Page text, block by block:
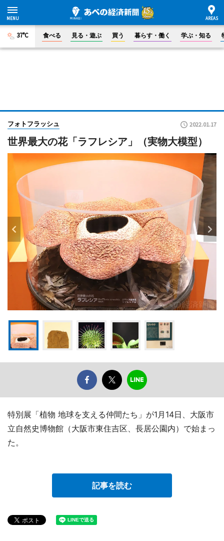
37°C 食べる 見る・遊ぶ 買う 暮らす・働く 学ぶ・知る
フォトフラッシュ 2022.01.17
世界最大の花「ラフレシア」（実物大模型）
特別展「植物 地球を支える仲間たち」が1月14日、大阪市
立自然史博物館（大阪市東住吉区、長居公園内）で始まっ
た。
記事を読む